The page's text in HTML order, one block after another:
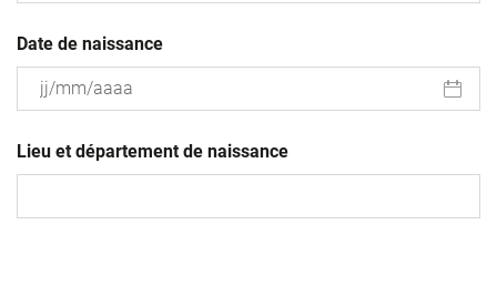
Date de naissance
slash
MM
Lieu et département de naissance